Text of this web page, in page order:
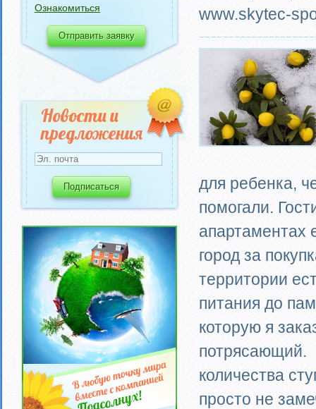
www.skytec-
для ребенка,
помогали.
апартаментах
город за
территории
питания до
которую я
потрясающий.
количества
просто не
Ознакомиться
Новости и
предложения